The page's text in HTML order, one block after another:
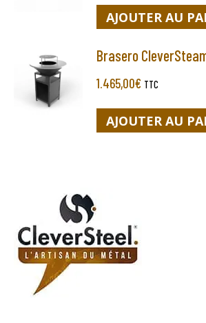
AJOUTER AU
Brasero
1.465,00€ TTC
AJOUTER AU